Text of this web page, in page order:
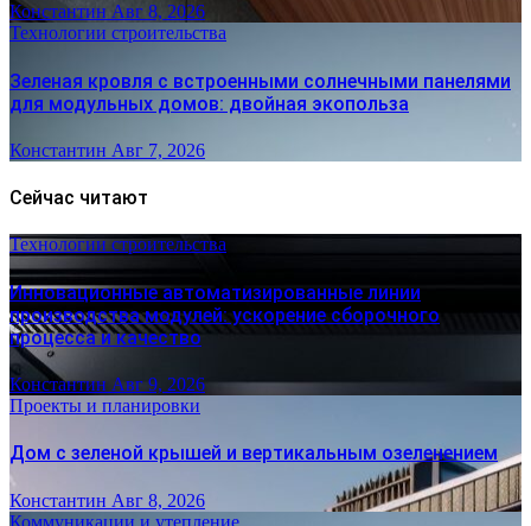
Константин Авг 8, 2026
Технологии строительства
Зеленая кровля с встроенными солнечными панелями
для модульных домов: двойная экопольза
Константин Авг 7, 2026
Сейчас читают
Технологии строительства
Инновационные автоматизированные линии
производства модулей: ускорение сборочного
процесса и качество
Константин Авг 9, 2026
Проекты и планировки
Дом с зеленой крышей и вертикальным озеленением
Константин Авг 8, 2026
Коммуникации и утепление